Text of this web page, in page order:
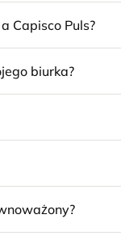
Capisco Puls?
biurka?